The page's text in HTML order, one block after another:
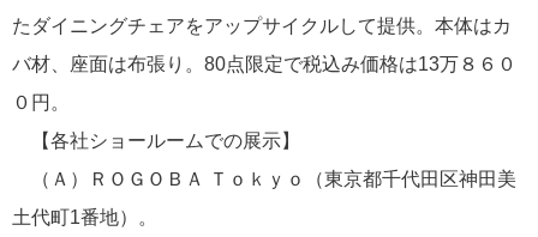
たダイニングチェアをアップサイクルして提供。本体はカ
バ材、座面は布張り。80点限定で税込み価格は13万８６０
０円。
【各社ショールームでの展示】
（Ａ）ＲＯＧＯＢＡ Ｔｏｋｙｏ（東京都千代田区神田美
土代町1番地）。